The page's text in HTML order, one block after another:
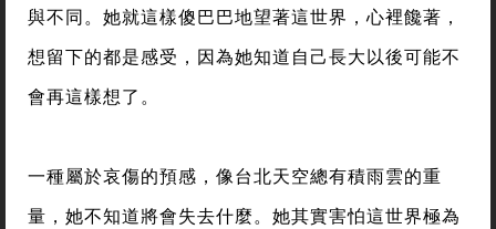
與不同。她就這樣傻巴巴地望著這世界，心裡饞著，
想留下的都是感受，因為她知道自己長大以後可能不
會再這樣想了。
一種屬於哀傷的預感，像台北天空總有積雨雲的重
量，她不知道將會失去什麼。她其實害怕這世界極為